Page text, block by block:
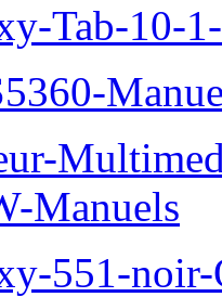
Tab-10-
Manuels
551-